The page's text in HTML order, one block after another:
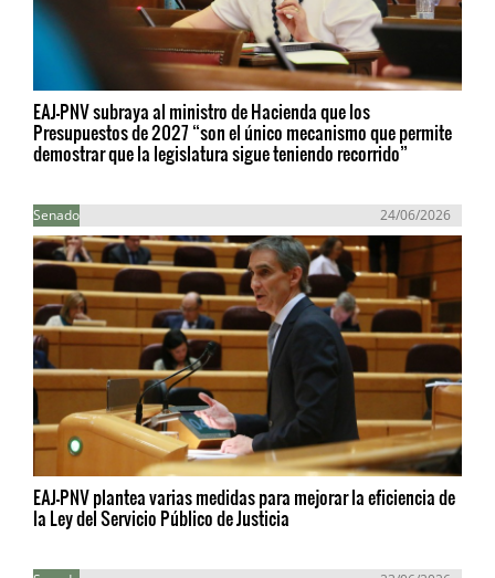
EAJ-PNV subraya al ministro de Hacienda que los
Presupuestos de 2027 “son el único mecanismo que permite
demostrar que la legislatura sigue teniendo recorrido”
Senado 24/06/2026
EAJ-PNV plantea varias medidas para mejorar la eficiencia de
la Ley del Servicio Público de Justicia